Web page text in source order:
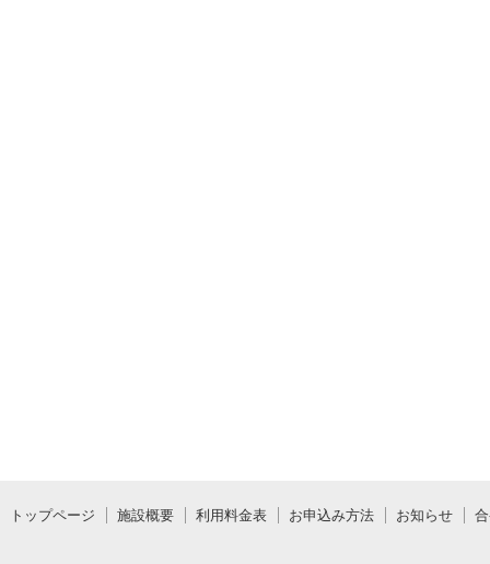
トップページ 施設概要 利用料金表 お申込み方法 お知らせ